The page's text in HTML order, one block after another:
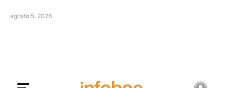
agosto 5, 2026